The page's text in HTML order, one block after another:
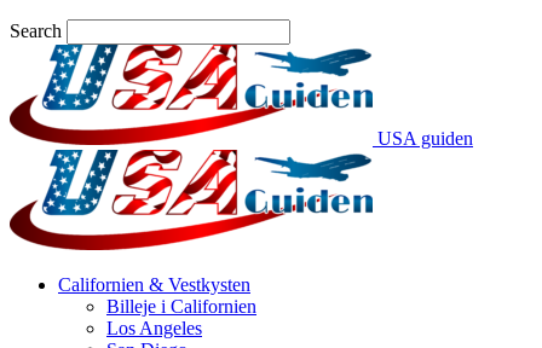
Search
USA guiden
Californien & Vestkysten
Billeje i Californien
Los Angeles